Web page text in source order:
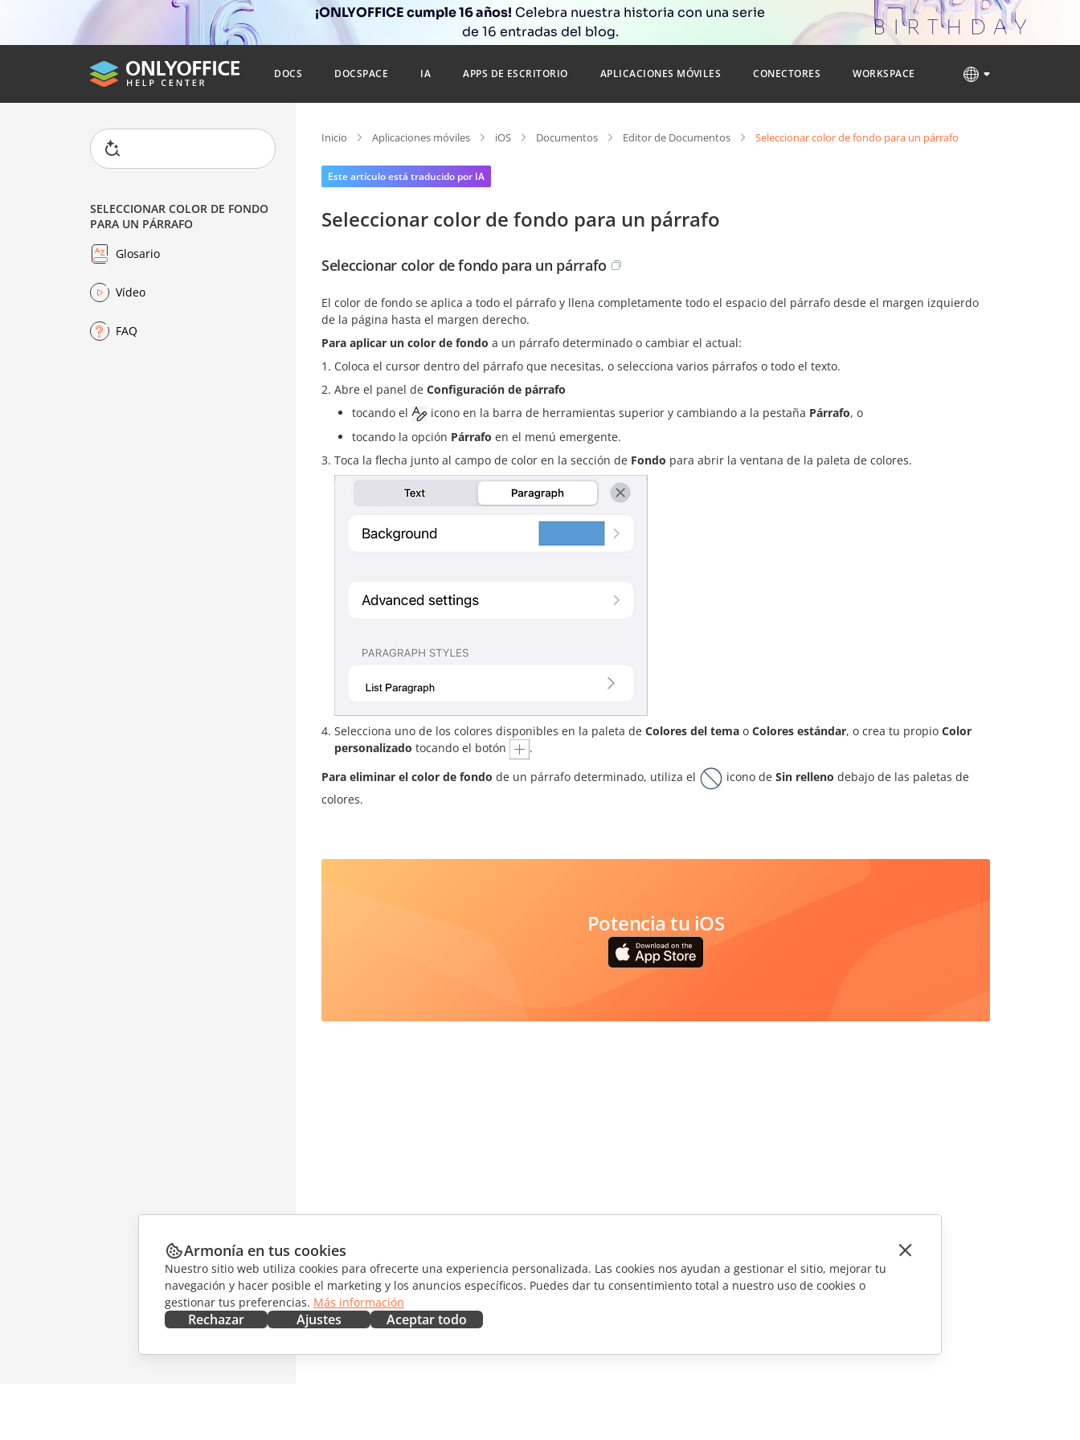
¡ONLYOFFICE cumple 16 años! Celebra nuestra historia con una serie
de 16 entradas del blog.
DOCS DOCSPACE IA APPS DE ESCRITORIO APLICACIONES MÓVILES CONECTORES WORKSPACE
SELECCIONAR COLOR DE FONDO
PARA UN PÁRRAFO
Glosario
Vídeo
FAQ
Inicio Aplicaciones móviles iOS Documentos Editor de Documentos Seleccionar color de fondo para un párrafo
Este artículo está traducido por IA
Seleccionar color de fondo para un párrafo
Seleccionar color de fondo para un párrafo
El color de fondo se aplica a todo el párrafo y llena completamente todo el espacio del párrafo desde el margen izquierdo
de la página hasta el margen derecho.
Para aplicar un color de fondo a un párrafo determinado o cambiar el actual:
Coloca el cursor dentro del párrafo que necesitas, o selecciona varios párrafos o todo el texto.
Abre el panel de Configuración de párrafo
tocando el
icono en la barra de herramientas superior y cambiando a la pestaña Párrafo, o
tocando la opción Párrafo en el menú emergente.
Toca la flecha junto al campo de color en la sección de Fondo para abrir la ventana de la paleta de colores.
Selecciona uno de los colores disponibles en la paleta de Colores del tema o Colores estándar, o crea tu propio Color
personalizado tocando el botón
.
Para eliminar el color de fondo de un párrafo determinado, utiliza el icono de Sin relleno debajo de las paletas de
colores.
Potencia tu iOS
Armonía en tus cookies
Nuestro sitio web utiliza cookies para ofrecerte una experiencia personalizada. Las cookies nos ayudan a gestionar el sitio, mejorar tu
navegación y hacer posible el marketing y los anuncios específicos. Puedes dar tu consentimiento total a nuestro uso de cookies o
gestionar tus preferencias. Más información
Rechazar Ajustes Aceptar todo